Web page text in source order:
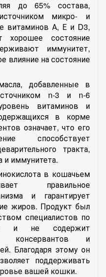
до 65% состава,
микро- и
витаминов А, Е и D3,
хорошее состояние
иммунитет,
влияние на состояние
добавленные в
n-3 и n-6
витаминов и
в корме
означает, что его
способствует
тракта,
и иммунитета.
в кошачьем
правильное
и гарантирует
жиров. Продукт был
специалистов по
и не содержит
консервантов и
Благодаря этому он
поддерживать
вашей кошки.